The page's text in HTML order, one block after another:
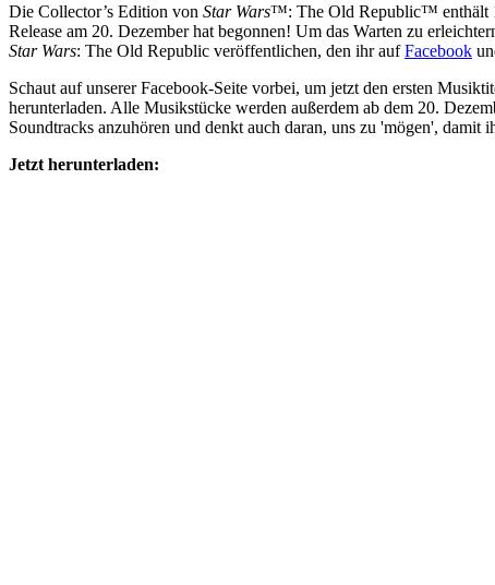
Die Collector’s Edition von Star Wars™: The Old Republic™ enthält
Release am 20. Dezember hat begonnen! Um das Warten zu
Star Wars: The Old Republic veröffentlichen, den ihr aufFacebook
Schaut auf unserer Facebook-Seite vorbei, um jetzt den ersten
herunterladen. Alle Musikstücke werden außerdem ab dem 20.
Soundtracks anzuhören und denkt auch daran, uns zu 'mögen', damit
Jetzt herunterladen: